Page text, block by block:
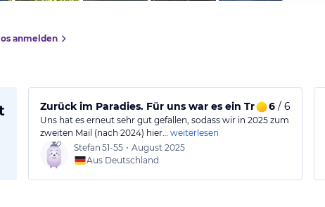
anmelden
Zurück im Paradies. Für uns war es ein Traum.
6/ 6
Uns hat es erneut sehr gut gefallen, sodass wir in 2025 zum
zweiten Mail (nach 2024) hier… weiterlesen
Stefan 51-55 • August 2025
Aus Deutschland